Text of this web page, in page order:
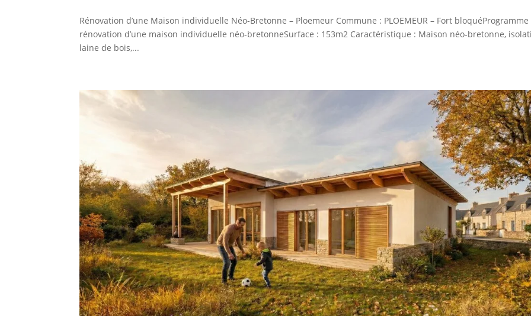
Rénovation d’une Maison individuelle Néo-Bretonne – Ploemeur Commune : PLOEMEUR – Fort bloquéProgramme
rénovation d’une maison individuelle néo-bretonneSurface : 153m2 Caractéristique : Maison néo-bretonne,
laine de bois,...